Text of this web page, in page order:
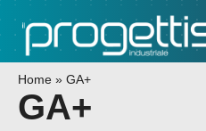
Home » GA+
GA+